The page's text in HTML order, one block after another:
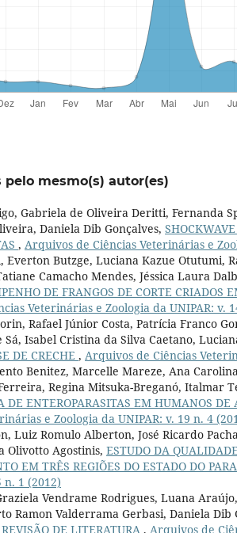
mesmo(s) autor(es)
Gabriela de Oliveira Deritti, Fernanda
Daniela Dib Gonçalves,
, Arquivos de Ciências Veterinárias e
Everton Butzge, Luciana Kazue Otutumi,
Camacho Mendes, Jéssica Laura
DE FRANGOS DE CORTE CRIADOS
Veterinárias e Zoologia da UNIPAR: v.
Rafael Júnior Costa, Patrícia Franco
Sá, Isabel Cristina da Silva Caetano,
DE CRECHE , Arquivos de Ciências
Benitez, Marcelle Mareze, Ana
Regina Mitsuka-Breganó, Italmar
DE ENTEROPARASITAS EM HUMANOS
e Zoologia da UNIPAR: v. 19 n. 4
Luiz Romulo Alberton, José Ricardo
Olivotto Agostinis, ESTUDO DA
EM TRÊS REGIÕES DO ESTADO DO
n. 1 (2012)
Vendrame Rodrigues, Luana
Ramon Valderrama Gerbasi, Daniela Dib
DE LITERATURA , Arquivos de